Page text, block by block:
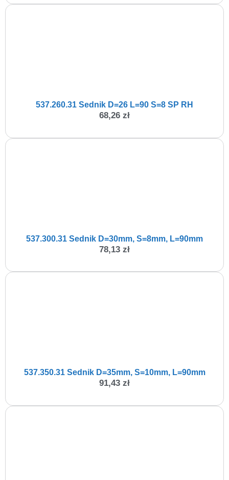
537.260.31 Sednik D=26 L=90 S=8 SP RH
68,26 zł
537.300.31 Sednik D=30mm, S=8mm, L=90mm
78,13 zł
537.350.31 Sednik D=35mm, S=10mm, L=90mm
91,43 zł